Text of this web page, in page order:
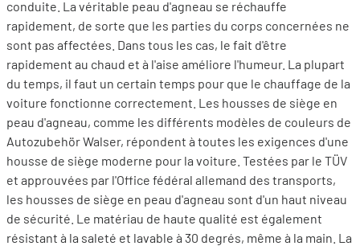
conduite. La véritable peau d'agneau se réchauffe
rapidement, de sorte que les parties du corps concernées ne
sont pas affectées. Dans tous les cas, le fait d'être
rapidement au chaud et à l'aise améliore l'humeur. La plupart
du temps, il faut un certain temps pour que le chauffage de la
voiture fonctionne correctement. Les housses de siège en
peau d'agneau, comme les différents modèles de couleurs de
Autozubehör Walser, répondent à toutes les exigences d'une
housse de siège moderne pour la voiture. Testées par le TÜV
et approuvées par l'Office fédéral allemand des transports,
les housses de siège en peau d'agneau sont d'un haut niveau
de sécurité. Le matériau de haute qualité est également
résistant à la saleté et lavable à 30 degrés, même à la main. La